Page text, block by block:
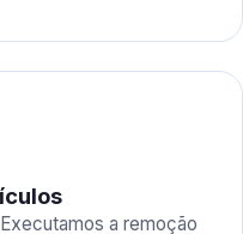
a remoção